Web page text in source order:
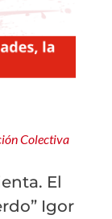
Colectiva
El
Igor